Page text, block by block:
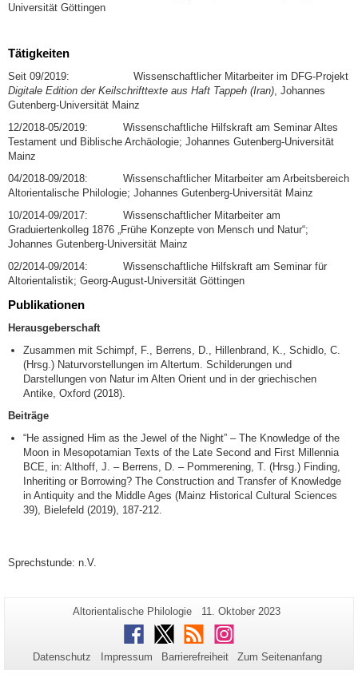
Universität Göttingen
Tätigkeiten
Seit 09/2019: Wissenschaftlicher Mitarbeiter im DFG-Projekt
Digitale Edition der Keilschrifttexte aus Haft Tappeh (Iran), Johannes
Gutenberg-Universität Mainz
12/2018-05/2019: Wissenschaftliche Hilfskraft am Seminar Altes
Testament und Biblische Archäologie; Johannes Gutenberg-Universität
Mainz
04/2018-09/2018: Wissenschaftlicher Mitarbeiter am Arbeitsbereich
Altorientalische Philologie; Johannes Gutenberg-Universität Mainz
10/2014-09/2017: Wissenschaftlicher Mitarbeiter am
Graduiertenkolleg 1876 „Frühe Konzepte von Mensch und Natur“;
Johannes Gutenberg-Universität Mainz
02/2014-09/2014: Wissenschaftliche Hilfskraft am Seminar für
Altorientalistik; Georg-August-Universität Göttingen
Publikationen
Herausgeberschaft
Zusammen mit Schimpf, F., Berrens, D., Hillenbrand, K., Schidlo, C.
(Hrsg.) Naturvorstellungen im Altertum. Schilderungen und
Darstellungen von Natur im Alten Orient und in der griechischen
Antike, Oxford (2018).
Beiträge
“He assigned Him as the Jewel of the Night” – The Knowledge of the
Moon in Mesopotamian Texts of the Late Second and First Millennia
BCE, in: Althoff, J. – Berrens, D. – Pommerening, T. (Hrsg.) Finding,
Inheriting or Borrowing? The Construction and Transfer of Knowledge
in Antiquity and the Middle Ages (Mainz Historical Cultural Sciences
39), Bielefeld (2019), 187-212.
Sprechstunde: n.V.
Zusätzliche
Informationen
zu
dieser
Seiten-
Altorientalische Philologie
Letzte
Aktualisierung:
11. Oktober 2023
Facebook
TwitterRSS Instagram
Datenschutz Impressum Barrierefreiheit Zum Seitenanfang